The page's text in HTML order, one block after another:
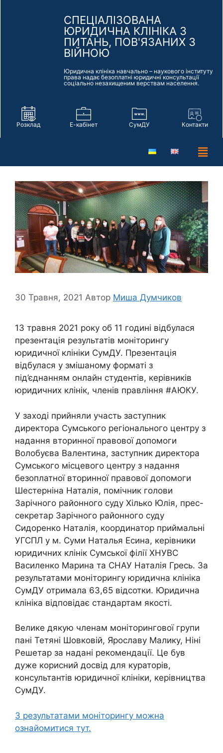
СПЕЦІАЛІЗОВАНА
ЮРИДИЧНА КЛІНІКА З
ПИТАНЬ, ПОВ'ЯЗАНИХ З
ВІЙНОЮ
Юридична клініка навчально – наукового інституту
права надає безоплатні юридичні консультації
соціально незахищеним верствам населення.
Розклад Е-кабінет СумДУ Контакти
30 Травня, 2021 Автор Миша Думчиков
13 травня 2021 року об 11 годині відбулася
презентація результатів моніторингу
юридичної клініки СумДУ. Презентація
відбулася у змішаному форматі з
під’єднанням онлайн студентів, керівників
юридичних клінік, членів правління #АЮКУ.
У заході прийняли участь заступник
директора Сумського регіонального центру з
надання вторинної правової допомоги
Волобуєва Валентина, заступник директора
Сумського місцевого центру з надання
безоплатної вторинної правової допомоги
Шестерніна Наталія, помічник голови
Зарічного районного суду Хілько Юлія, прес-
секретар Зарічного районного суду
Сидоренко Наталія, координатор приймальні
УГСПЛ у м. Суми Наталья Есина, керівники
юридичних клінік Сумської філії ХНУВС
Василенко Марина та СНАУ Наталія Гресь. За
результатами моніторингу юридична клініка
СумДУ отримала 63,65 відсотки. Юридична
клініка відповідає стандартам якості.
Велике дякую членам моніторингової групи
пані Тетяні Шовковій, Ярославу Малику, Ніні
Решетар за надані рекомендації. Це був
дуже корисний досвід для кураторів,
консультантів юридичної клініки, керівництва
СумДУ.
З результатами моніторингу можна
ознайомитися тут.